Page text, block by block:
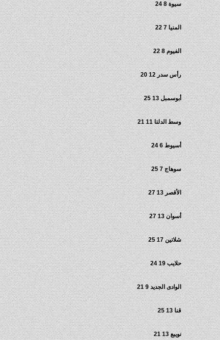
سيوة 8 24
المنيا 7 22
الفيوم 8 22
رأس سدر 12 20
أبوسمبل 13 25
وسط الدلتا 11 21
أسيوط 6 24
سوهاج 7 25
الأقصر 13 27
أسوان 13 27
شلاتين 17 25
حلايب 19 24
الوادى الجديد 9 21
قنا 13 25
نويبع 13 21